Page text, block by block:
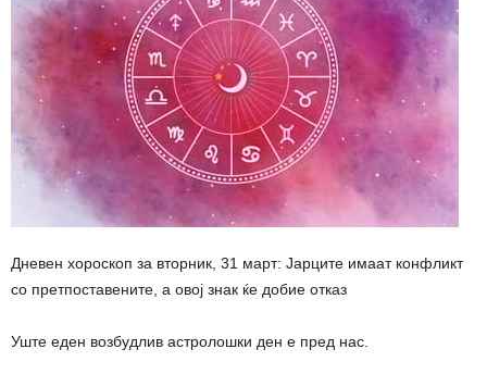
Дневен хороскоп за вторник, 31 март: Јарците имаат конфликт
со претпоставените, а овој знак ќе добие отказ
Уште еден возбудлив астролошки ден е пред нас.